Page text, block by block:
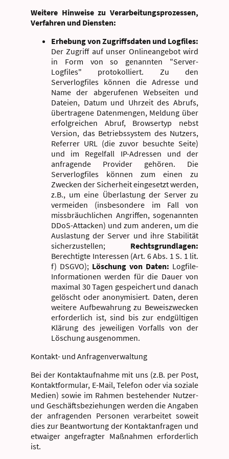
Weitere Hinweise zu Verarbeitungsprozessen,
Verfahren und Diensten:
Erhebung von Zugriffsdaten und Logfiles:
Der Zugriff auf unser Onlineangebot wird
in Form von so genannten "Server-
Logfiles" protokolliert. Zu den
Serverlogfiles können die Adresse und
Name der abgerufenen Webseiten und
Dateien, Datum und Uhrzeit des Abrufs,
übertragene Datenmengen, Meldung über
erfolgreichen Abruf, Browsertyp nebst
Version, das Betriebssystem des Nutzers,
Referrer URL (die zuvor besuchte Seite)
und im Regelfall IP-Adressen und der
anfragende Provider gehören. Die
Serverlogfiles können zum einen zu
Zwecken der Sicherheit eingesetzt werden,
z.B., um eine Überlastung der Server zu
vermeiden (insbesondere im Fall von
missbräuchlichen Angriffen, sogenannten
DDoS-Attacken) und zum anderen, um die
Auslastung der Server und ihre Stabilität
sicherzustellen; Rechtsgrundlagen:
Berechtigte Interessen (Art. 6 Abs. 1 S. 1 lit.
f) DSGVO); Löschung von Daten: Logfile-
Informationen werden für die Dauer von
maximal 30 Tagen gespeichert und danach
gelöscht oder anonymisiert. Daten, deren
weitere Aufbewahrung zu Beweiszwecken
erforderlich ist, sind bis zur endgültigen
Klärung des jeweiligen Vorfalls von der
Löschung ausgenommen.
Kontakt- und Anfragenverwaltung
Bei der Kontaktaufnahme mit uns (z.B. per Post,
Kontaktformular, E-Mail, Telefon oder via soziale
Medien) sowie im Rahmen bestehender Nutzer-
und Geschäftsbeziehungen werden die Angaben
der anfragenden Personen verarbeitet soweit
dies zur Beantwortung der Kontaktanfragen und
etwaiger angefragter Maßnahmen erforderlich
ist.